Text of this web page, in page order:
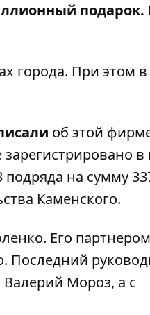
подарок.
города. При этом в
об этой
зарегистрировано
подряда на сумму
Каменского.
Его
Последний
Валерий Мороз, а с